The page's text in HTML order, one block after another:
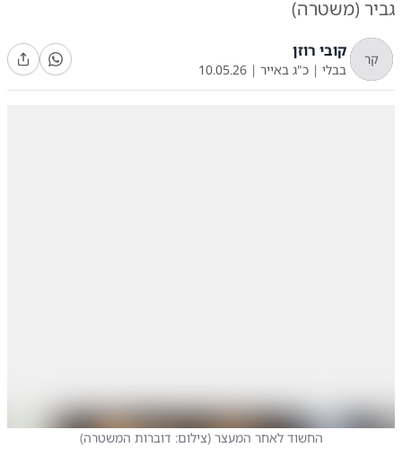
גביר (משטרה)
קר קובי רוזן
בבלי | כ"ג באייר |
10.05.26
החשוד לאחר המעצר (צילום: דוברות המשטרה)